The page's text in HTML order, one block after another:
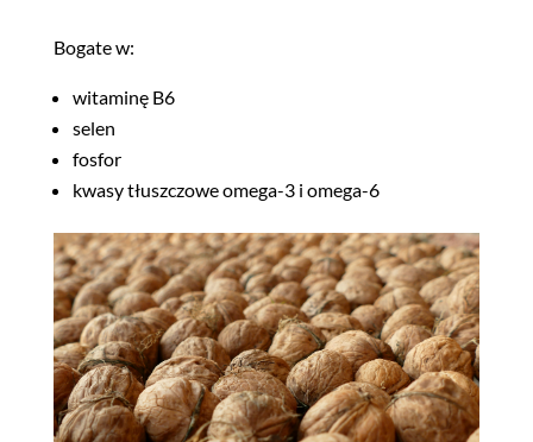
Bogate w:
witaminę B6
selen
fosfor
kwasy tłuszczowe omega-3 i omega-6